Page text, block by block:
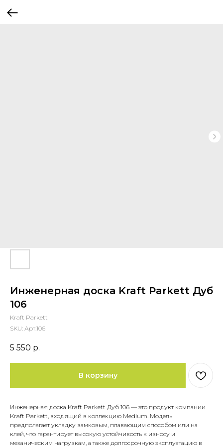
Инженерная доска Kraft Parkett Дуб
106
Kraft Parkett
SKU: Арт.106
5 550 р.
В корзину
Инженерная доска Kraft Parkett Дуб 106 — это продукт компании
Kraft Parkett, входящий в коллекцию Medium. Модель
предполагает укладку замковым, плавающим способом или на
клей, что гарантирует высокую устойчивость к износу и
механическим нагрузкам, а также долгосрочную эксплуатацию в